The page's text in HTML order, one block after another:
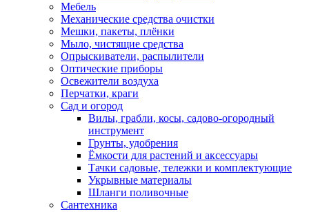
Мебель
Механические средства очистки
Мешки, пакеты, плёнки
Мыло, чистящие средства
Опрыскиватели, распылители
Оптические приборы
Освежители воздуха
Перчатки, краги
Сад и огород
Вилы, грабли, косы, садово-огородный
инструмент
Грунты, удобрения
Ёмкости для растений и аксессуары
Тачки садовые, тележки и комплектующие
Укрывные материалы
Шланги поливочные
Сантехника